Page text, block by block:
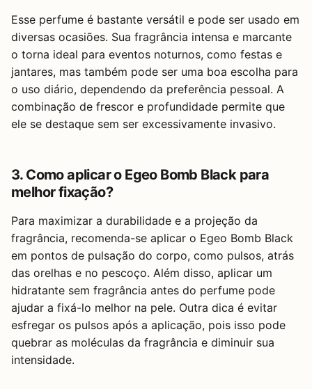
Esse perfume é bastante versátil e pode ser usado em
diversas ocasiões. Sua fragrância intensa e marcante
o torna ideal para eventos noturnos, como festas e
jantares, mas também pode ser uma boa escolha para
o uso diário, dependendo da preferência pessoal. A
combinação de frescor e profundidade permite que
ele se destaque sem ser excessivamente invasivo.
3. Como aplicar o Egeo Bomb Black para
melhor fixação?
Para maximizar a durabilidade e a projeção da
fragrância, recomenda-se aplicar o Egeo Bomb Black
em pontos de pulsação do corpo, como pulsos, atrás
das orelhas e no pescoço. Além disso, aplicar um
hidratante sem fragrância antes do perfume pode
ajudar a fixá-lo melhor na pele. Outra dica é evitar
esfregar os pulsos após a aplicação, pois isso pode
quebrar as moléculas da fragrância e diminuir sua
intensidade.